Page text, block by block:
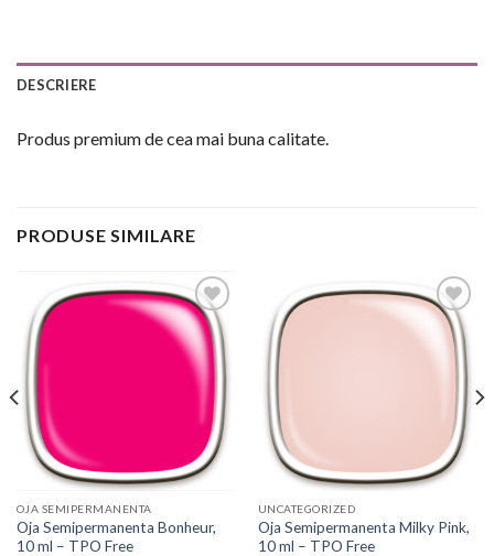
DESCRIERE
Produs premium de cea mai buna calitate.
PRODUSE SIMILARE
Add to
Wishlist
OJA SEMIPERMANENTA
Oja Semipermanenta Bonheur,
10 ml – TPO Free
Add to
Wishlist
UNCATEGORIZED
Oja Semipermanenta Milky Pink,
10 ml – TPO Free